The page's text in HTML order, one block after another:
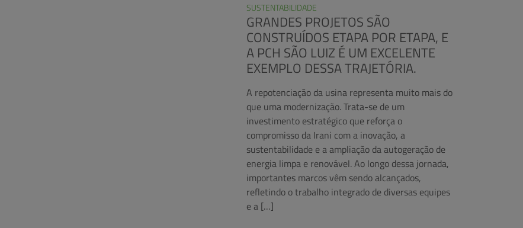
SUSTENTABILIDADE
GRANDES PROJETOS SÃO
CONSTRUÍDOS ETAPA POR ETAPA, E
A PCH SÃO LUIZ É UM EXCELENTE
EXEMPLO DESSA TRAJETÓRIA.
A repotenciação da usina representa muito mais do
que uma modernização. Trata-se de um
investimento estratégico que reforça o
compromisso da Irani com a inovação, a
sustentabilidade e a ampliação da autogeração de
energia limpa e renovável. Ao longo dessa jornada,
importantes marcos vêm sendo alcançados,
refletindo o trabalho integrado de diversas equipes
e a […]